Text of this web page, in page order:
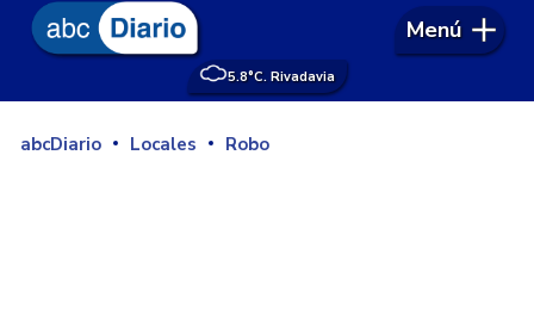
5.8°C. Rivadavia
Menú
abcDiario Locales Robo